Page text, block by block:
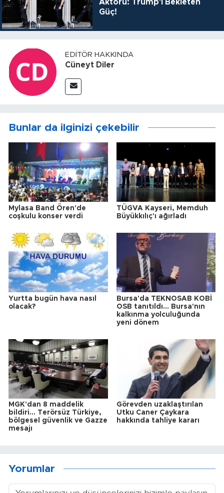
Aktörü: Trump'ı Bekleten
Güç!
EDITÖR HAKKINDA
Cüneyt Diler
Bunlar da ilginizi çekebilir
Mylasa Band Ören'de
coşkulu konser verdi
TÜGVA Kayseri, Memduh
Büyükkılıç'ı ağırladı
Yurtta bugün hava nasıl
olacak?
Bursa'da TEKNOSAB KOBİ
OSB tanıtıldı... Bursa'nın
kalkınma yolculuğunda
yeni dönem
MGK'dan 8 maddelik
bildiri... Terörsüz Türkiye,
bölgesel güvenlik ve Gazze
mesajı
Görevden uzaklaştırılan
Utku Caner Çaykara
hakkında tahliye kararı
Yorumlar